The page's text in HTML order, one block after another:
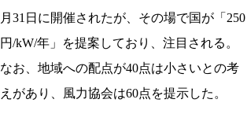
月31日に開催されたが、その場で国が「250
円/kW/年」を提案しており、注目される。
なお、地域への配点が40点は小さいとの考
えがあり、風力協会は60点を提示した。